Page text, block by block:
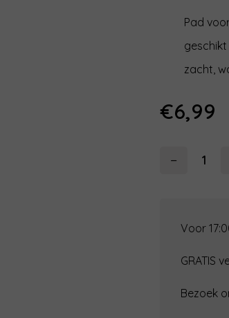
Pad
zacht,
€6,99
−
Scrubber
Voor
GRATIS
Bezoek